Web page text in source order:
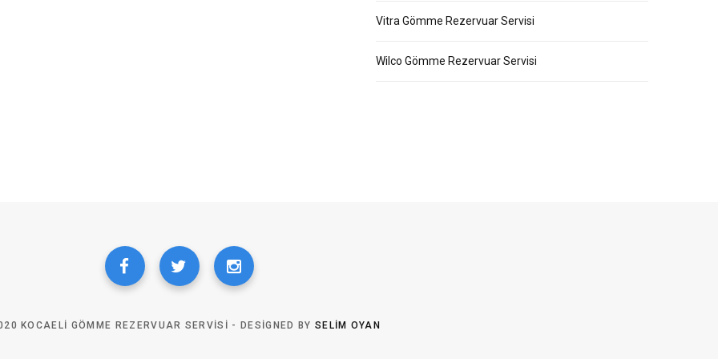
Vitra Gömme Rezervuar Servisi
Wilco Gömme Rezervuar Servisi
KOCAELI GÖMME REZERVUAR SERVISI - DESIGNED BY SELIM OYAN